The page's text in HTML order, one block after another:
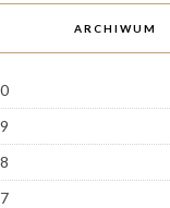
ARCHIWUM